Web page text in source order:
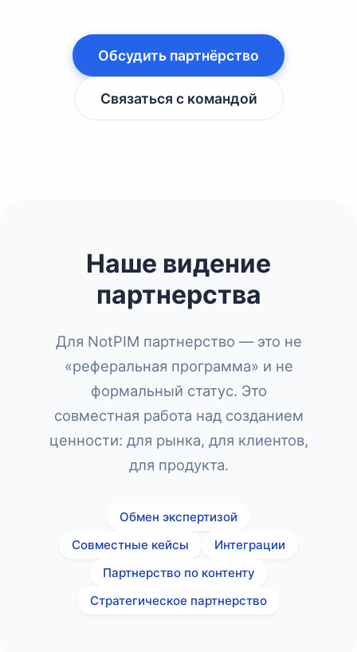
Обсудить партнёрство
Связаться с командой
Наше видение
партнерства
Для NotPIM партнерство — это не
«реферальная программа» и не
формальный статус. Это
совместная работа над созданием
ценности: для рынка, для клиентов,
для продукта.
Обмен экспертизой
Совместные кейсы
Интеграции
Партнерство по контенту
Стратегическое партнерство